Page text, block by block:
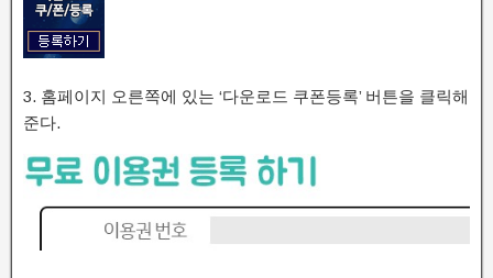
3. 홈페이지 오른쪽에 있는 ‘다운로드 쿠폰등록’ 버튼을 클릭해
준다.